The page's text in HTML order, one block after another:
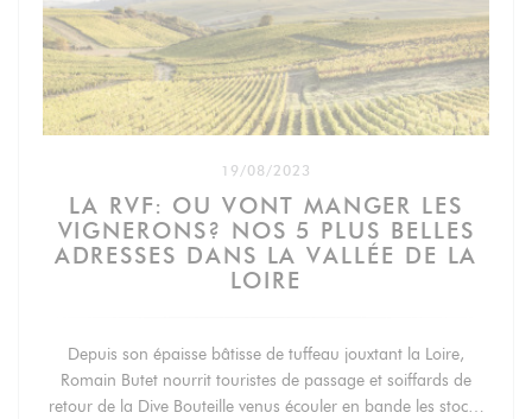
19/08/2023
LA RVF: OU VONT MANGER LES
VIGNERONS? NOS 5 PLUS BELLES
ADRESSES DANS LA VALLÉE DE LA
LOIRE
Depuis son épaisse bâtisse de tuffeau jouxtant la Loire,
Romain Butet nourrit touristes de passage et soiffards de
retour de la Dive Bouteille venus écouler en bande les stocks